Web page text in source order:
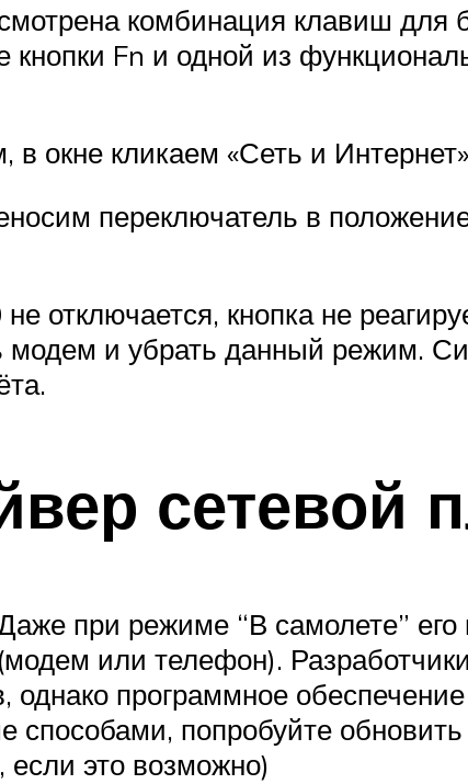
комбинация клавиш для
Fn и одной из
окне кликаем «Сеть и
переключатель в
отключается, кнопка не
модем и убрать данный режим.
сетевой
при режиме “В самолете”
или телефон).
программное
попробуйте
это возможно)